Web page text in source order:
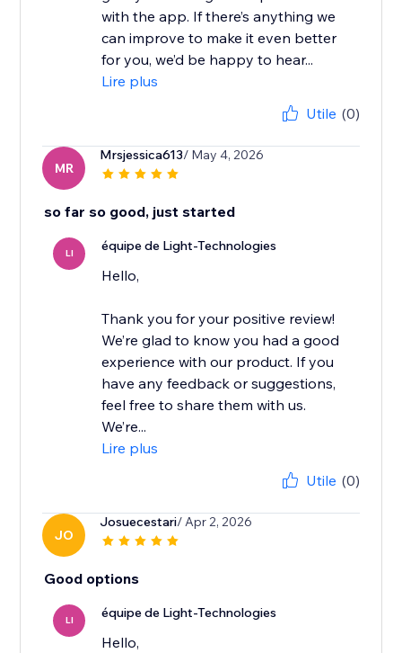
with the app. If there’s anything we
can improve to make it even better
for you, we’d be happy to hear...
Lire plus
Utile (0)
MR
Mrsjessica613/ May 4, 2026
so far so good, just started
LI équipe de Light-Technologies
Hello,
Thank you for your positive review!
We’re glad to know you had a good
experience with our product. If you
have any feedback or suggestions,
feel free to share them with us.
We’re...
Lire plus
Utile (0)
JO
Josuecestari/ Apr 2, 2026
Good options
LI équipe de Light-Technologies
Hello,